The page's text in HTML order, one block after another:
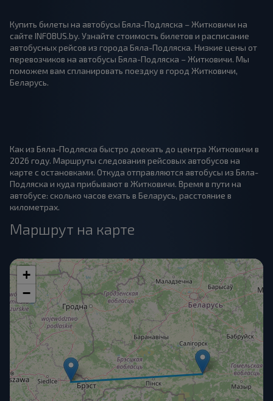
Купить билеты на автобусы Бяла-Подляска – Житковичи на
сайте INFOBUS.by. Узнайте стоимость билетов и расписание
автобусных рейсов из города Бяла-Подляска. Низкие цены от
перевозчиков на автобусы Бяла-Подляска – Житковичи. Мы
поможем вам спланировать поездку в город Житковичи,
Беларусь.
Как из Бяла-Подляска быстро доехать до центра Житковичи в
2026 году. Маршруты следования рейсовых автобусов на
карте с остановками. Откуда отправляются автобусы из Бяла-
Подляска и куда прибывают в Житковичи. Время в пути на
автобусе: сколько часов ехать в Беларусь, расстояние в
километрах.
Маршрут на карте
+
−